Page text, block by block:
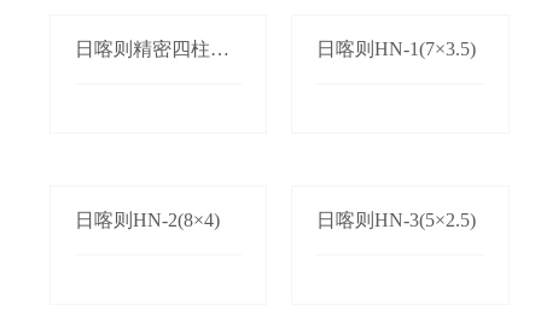
日喀则精密四柱单
日喀则HN-1(7×3.5)
日喀则HN-2(8×4) 日喀则HN-3(5×2.5)